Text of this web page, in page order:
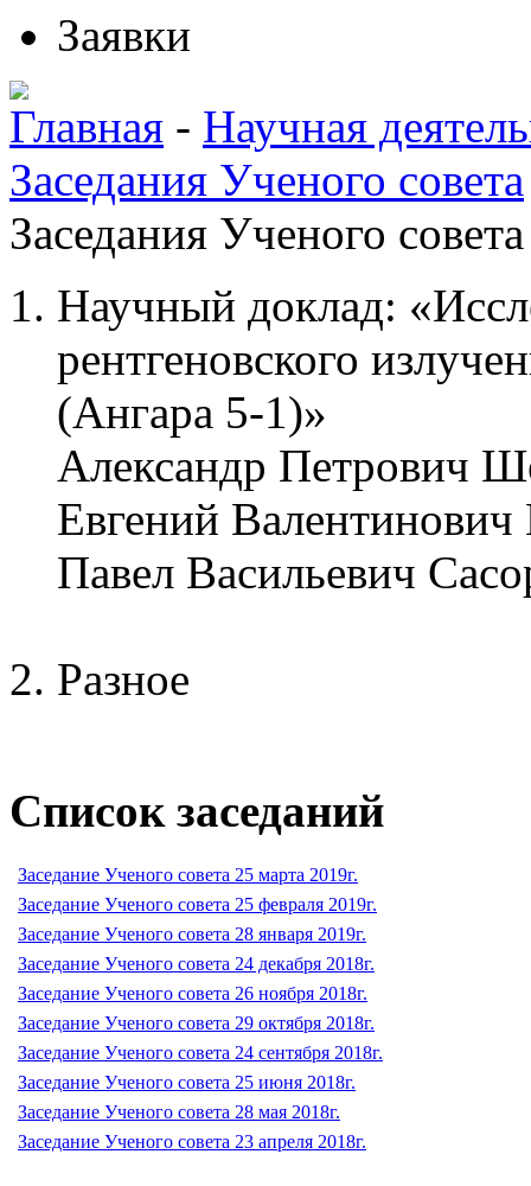
Заявки
Главная - Научная
Заседания Ученого совета
Заседания Ученого
Научный доклад:
рентгеновского
(Ангара 5-1)»
Александр Петрович
Евгений
Павел Васильевич
Разное
Список заседаний
Заседание Ученого совета 25 марта 2019г.
Заседание Ученого совета 25 февраля 2019г.
Заседание Ученого совета 28 января 2019г.
Заседание Ученого совета 24 декабря 2018г.
Заседание Ученого совета 26 ноября 2018г.
Заседание Ученого совета 29 октября 2018г.
Заседание Ученого совета 24 сентября 2018г.
Заседание Ученого совета 25 июня 2018г.
Заседание Ученого совета 28 мая 2018г.
Заседание Ученого совета 23 апреля 2018г.